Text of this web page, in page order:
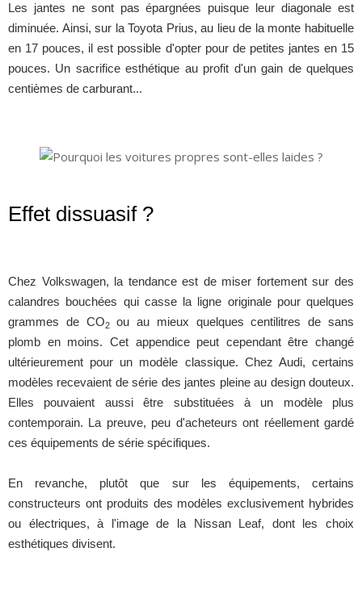
Les jantes ne sont pas épargnées puisque leur diagonale est
diminuée. Ainsi, sur la Toyota Prius, au lieu de la monte habituelle
en 17 pouces, il est possible d'opter pour de petites jantes en 15
pouces. Un sacrifice esthétique au profit d'un gain de quelques
centièmes de carburant...
Effet dissuasif ?
Chez Volkswagen, la tendance est de miser fortement sur des
calandres bouchées qui casse la ligne originale pour quelques
grammes de CO2ou au mieux quelques centilitres de sans
plomb en moins. Cet appendice peut cependant être changé
ultérieurement pour un modèle classique. Chez Audi, certains
modèles recevaient de série des jantes pleine au design douteux.
Elles pouvaient aussi être substituées à un modèle plus
contemporain. La preuve, peu d'acheteurs ont réellement gardé
ces équipements de série spécifiques.
En revanche, plutôt que sur les équipements, certains
constructeurs ont produits des modèles exclusivement hybrides
ou électriques, à l'image de la Nissan Leaf, dont les choix
esthétiques divisent.